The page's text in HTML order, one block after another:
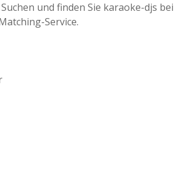
und finden Sie karaoke-djs bei
Service.